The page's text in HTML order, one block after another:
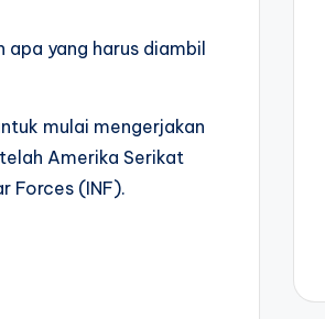
yang harus diambil
mulai mengerjakan
Amerika Serikat
Forces (INF).